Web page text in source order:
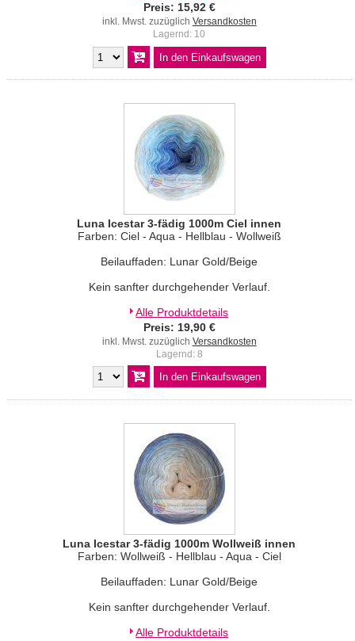
Preis: 15,92 €
inkl. Mwst. zuzüglich Versandkosten
Lagernd: 10
Luna Icestar 3-fädig 1000m Ciel innen
Farben: Ciel - Aqua - Hellblau - Wollweiß
Beilauffaden: Lunar Gold/Beige
Kein sanfter durchgehender Verlauf.
Alle Produktdetails
Preis: 19,90 €
inkl. Mwst. zuzüglich Versandkosten
Lagernd: 8
Luna Icestar 3-fädig 1000m Wollweiß innen
Farben: Wollweiß - Hellblau - Aqua - Ciel
Beilauffaden: Lunar Gold/Beige
Kein sanfter durchgehender Verlauf.
Alle Produktdetails